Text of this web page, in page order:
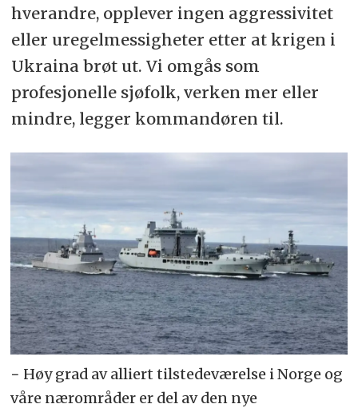
hverandre, opplever ingen aggressivitet
eller uregelmessigheter etter at krigen i
Ukraina brøt ut. Vi omgås som
profesjonelle sjøfolk, verken mer eller
mindre, legger kommandøren til.
− Høy grad av alliert tilstedeværelse i Norge og
våre nærområder er del av den nye